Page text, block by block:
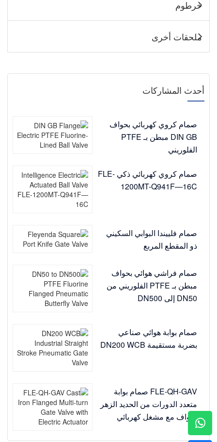
خرطوم
ملحقات أخرى
أحدث المشاركات
صمام كروي كهربائي بحواف
DIN GB مبطن بـ PTFE
الفلوريني
صمام كروي كهربائي ذكي FLE-
1200MT-Q941F—16C
صمام فلييندا البوابي السكيني
ذو المقطع المربع
صمام فراشي هوائي بحواف
مبطن بـ PTFE الفلوريني من
DN50 إلى DN500
صمام بوابة هوائي صناعي
بضربة مستقيمة DN200 WCB
FLE-QH-GAV صمام بوابة
متعدد الدورات من الحديد الزهر
بحواف مع مشغل كهربائي